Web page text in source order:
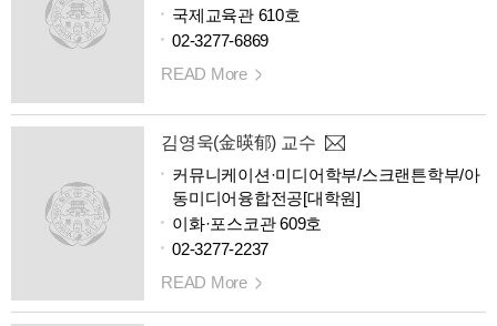
국제교육관 610호
02-3277-6869
READ More
김영욱(金暎郁) 교수
커뮤니케이션·미디어학부/스크랜튼학부/아
동미디어융합전공[대학원]
이화·포스코관 609호
02-3277-2237
READ More